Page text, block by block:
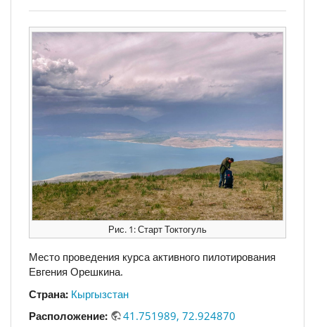
Рис. 1: Старт Токтогуль
Место проведения курса активного пилотирования
Евгения Орешкина.
Страна: Кыргызстан
Расположение:
41.751989, 72.924870